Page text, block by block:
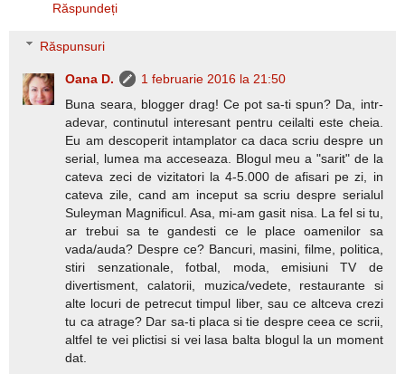
Răspundeți
Răspunsuri
Oana D.
1 februarie 2016 la 21:50
Buna seara, blogger drag! Ce pot sa-ti spun? Da, intr-
adevar, continutul interesant pentru ceilalti este cheia.
Eu am descoperit intamplator ca daca scriu despre un
serial, lumea ma acceseaza. Blogul meu a "sarit" de la
cateva zeci de vizitatori la 4-5.000 de afisari pe zi, in
cateva zile, cand am inceput sa scriu despre serialul
Suleyman Magnificul. Asa, mi-am gasit nisa. La fel si tu,
ar trebui sa te gandesti ce le place oamenilor sa
vada/auda? Despre ce? Bancuri, masini, filme, politica,
stiri senzationale, fotbal, moda, emisiuni TV de
divertisment, calatorii, muzica/vedete, restaurante si
alte locuri de petrecut timpul liber, sau ce altceva crezi
tu ca atrage? Dar sa-ti placa si tie despre ceea ce scrii,
altfel te vei plictisi si vei lasa balta blogul la un moment
dat.